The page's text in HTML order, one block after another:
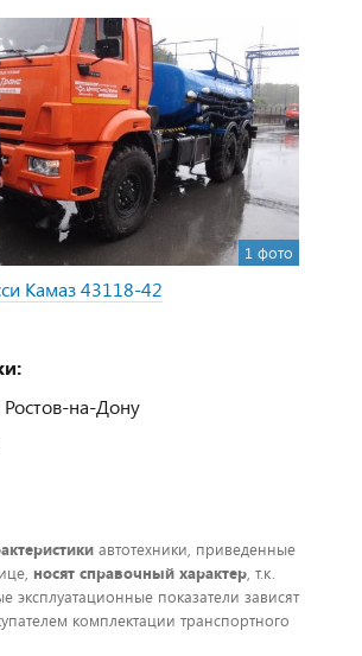
1 фото
Камаз 43118-42
Ростов-на-Дону
автотехники, приведенные
носят справочный характер, т.к.
эксплуатационные показатели зависят
комплектации транспортного